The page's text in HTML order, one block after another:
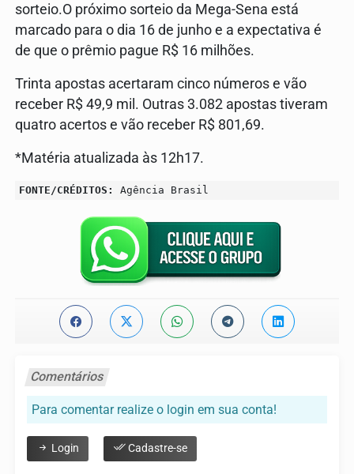
sorteio.O próximo sorteio da Mega-Sena está
marcado para o dia 16 de junho e a expectativa é
de que o prêmio pague R$ 16 milhões.
Trinta apostas acertaram cinco números e vão
receber R$ 49,9 mil. Outras 3.082 apostas tiveram
quatro acertos e vão receber R$ 801,69.
*Matéria atualizada às 12h17.
FONTE/CRÉDITOS: Agência Brasil
Comentários
Para comentar realize o login em sua conta!
Login Cadastre-se